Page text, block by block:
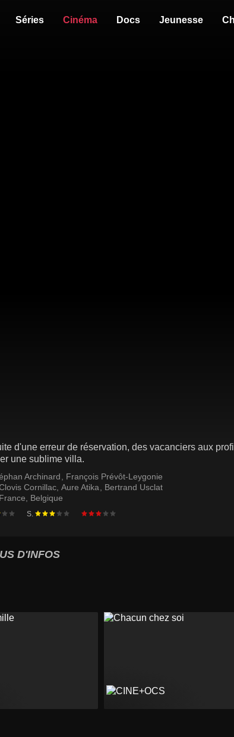
Séries Cinéma Docs Jeunesse
d'une erreur de réservation, des vacanciers aux
une sublime villa.
Archinard
François Prévôt-Leygonie
Cornillac Aure Atika
Bertrand Usclat
France Belgique
S.
D'INFOS